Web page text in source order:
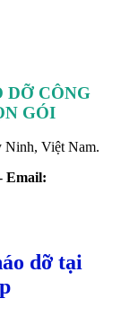
CÔNG
GÓI
Việt Nam.
Email:
dỡ tại